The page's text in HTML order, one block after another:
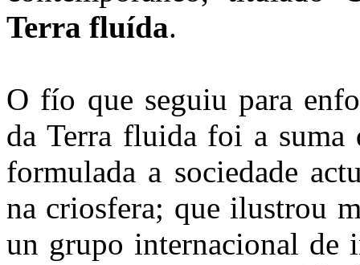
Terra fluída.
O fío que seguiu para
da Terra fluida foi a suma
formulada a sociedade
na criosfera; que ilustrou
un grupo internacional de